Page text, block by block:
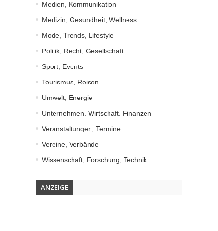
Medien, Kommunikation
Medizin, Gesundheit, Wellness
Mode, Trends, Lifestyle
Politik, Recht, Gesellschaft
Sport, Events
Tourismus, Reisen
Umwelt, Energie
Unternehmen, Wirtschaft, Finanzen
Veranstaltungen, Termine
Vereine, Verbände
Wissenschaft, Forschung, Technik
ANZEIGE